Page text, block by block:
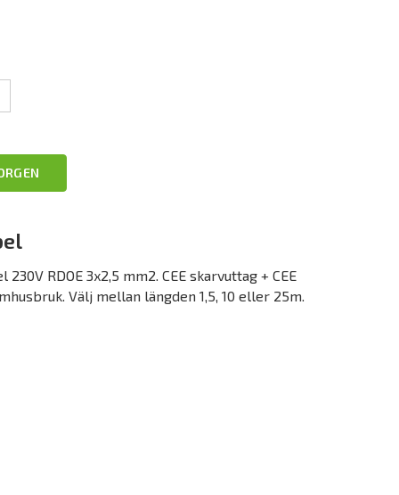
RDOE 3x2,5 mm2. CEE skarvuttag + CEE
Välj mellan längden 1,5, 10 eller 25m.